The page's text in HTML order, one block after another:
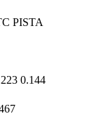
PISTA
0.144